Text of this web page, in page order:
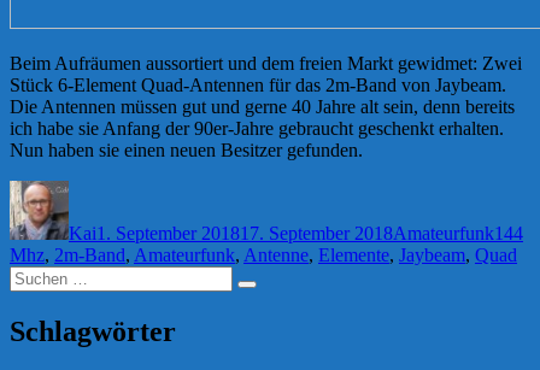
Beim Aufräumen aussortiert und dem freien Markt gewidmet: Zwei
Stück 6-Element Quad-Antennen für das 2m-Band von Jaybeam.
Die Antennen müssen gut und gerne 40 Jahre alt sein, denn bereits
ich habe sie Anfang der 90er-Jahre gebraucht geschenkt erhalten.
Nun haben sie einen neuen Besitzer gefunden.
Autor
Kai1. September 201817. September 2018Amateurfunk144
Mhz, 2m-Band, Amateurfunk, Antenne, Elemente, Jaybeam, Quad
Suchen
nach:
Suchen
Schlagwörter